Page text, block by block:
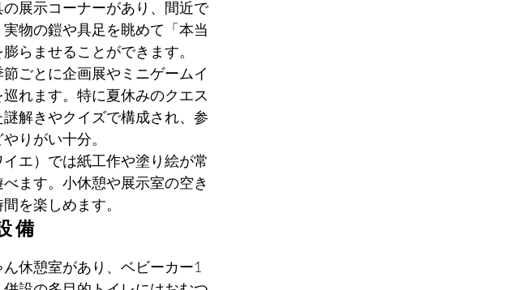
の展示コーナーがあり、間近で
物の鎧や具足を眺めて「本当
らませることができます。
節ごとに企画展やミニゲームイ
れます。特に夏休みのクエス
解きやクイズで構成され、参
りがい十分。
エ）では紙工作や塗り絵が常
ます。小休憩や展示室の空き
を楽しめます。
備
ん休憩室があり、ベビーカー1